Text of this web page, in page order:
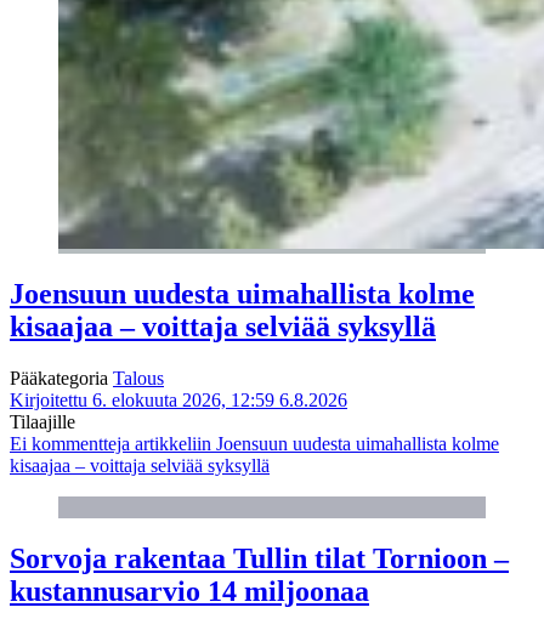
Joensuun uudesta uimahallista kolme
kisaajaa – voittaja selviää syksyllä
Pääkategoria Talous
Kirjoitettu 6. elokuuta 2026, 12:59 6.8.2026
Tilaajille
Ei kommentteja artikkeliin Joensuun uudesta uimahallista kolme
kisaajaa – voittaja selviää syksyllä
Sorvoja rakentaa Tullin tilat Tornioon –
kustannusarvio 14 miljoonaa